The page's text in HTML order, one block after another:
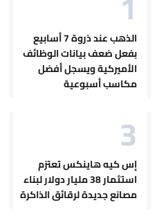
الذهب عند ذروة 7 أسابيع
بفعل ضعف بيانات الوظائف
الأميركية ويسجل أفضل
مكاسب أسبوعية
إس كيه هاينكس تعتزم
استثمار 38 مليار دولار لبناء
مصانع جديدة لرقائق الذاكرة